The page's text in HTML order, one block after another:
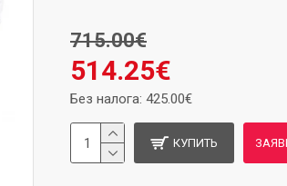
514.25€
715.00€
Без налога: 425.00€
КУПИТЬ